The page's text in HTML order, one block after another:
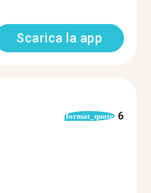
Scarica la app
format_quote 6